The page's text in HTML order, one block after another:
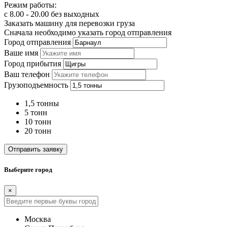
Режим работы:
с 8.00 - 20.00 без выходных
Заказать машину для перевозки груза
Сначала необходимо указать город отправления
Город отправления
Ваше имя
Город прибытия
Ваш телефон
Грузоподъемность
1,5 тонны
5 тонн
10 тонн
20 тонн
Отправить заявку
Выберите город
×
Москва